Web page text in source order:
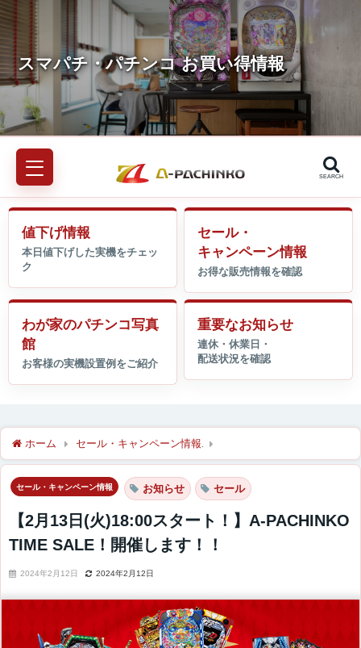
SEARCH
値下げ情報
セール・
キャンペーン情報
わが家のパチンコ写真
館
重要なお知らせ
ホーム セール・キャンペーン情報
セール・キャンペーン情報 お知らせ セール
【2月13日(火)18:00スタート！】A-PACHINKO
TIME SALE！開催します！！
2024年2月12日 2024年2月12日